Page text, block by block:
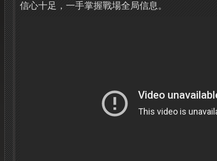
信心十足，一手掌握戰場全局信息。